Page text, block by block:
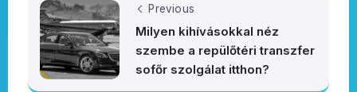
Previous
Milyen kihívásokkal néz
szembe a repülőtéri transzfer
sofőr szolgálat itthon?